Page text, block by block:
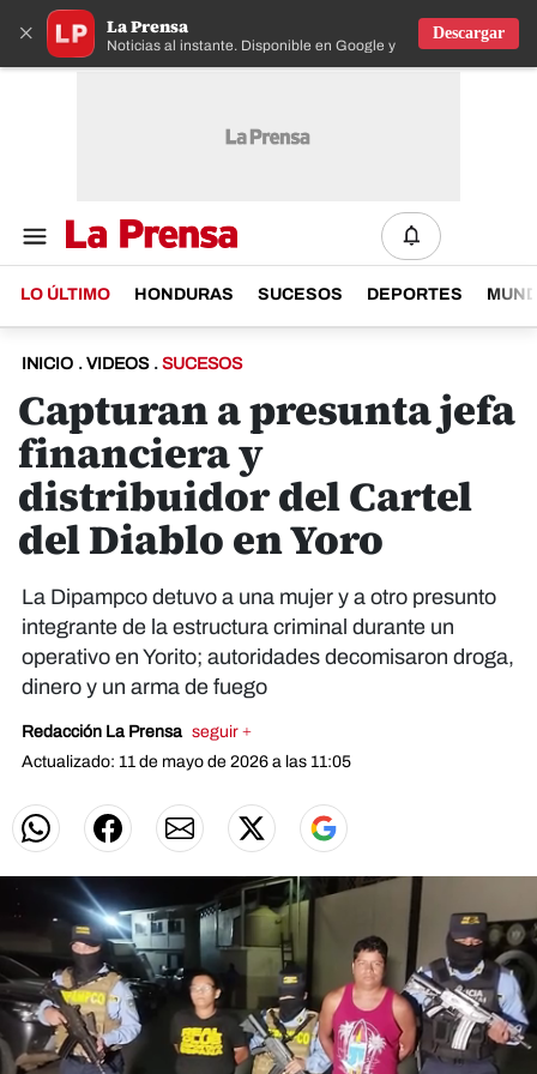
× La Prensa
Noticias al instante. Disponible en Google y IOS
Descargar
LO ÚLTIMO HONDURAS SUCESOS DEPORTES
INICIO . VIDEOS . SUCESOS
Capturan a presunta jefa
financiera y
distribuidor del Cartel
del Diablo en Yoro
La Dipampco detuvo a una mujer y a otro presunto
integrante de la estructura criminal durante un
operativo en Yorito; autoridades decomisaron droga,
dinero y un arma de fuego
Redacción La Prensa seguir +
Actualizado: 11 de mayo de 2026 a las 11:05